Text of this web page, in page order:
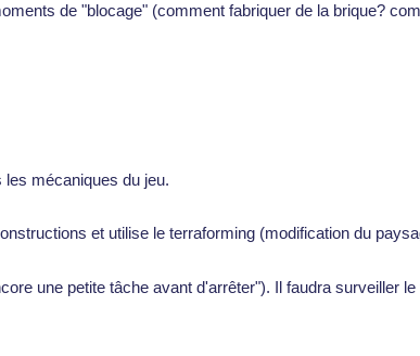
de "blocage" (comment fabriquer de la brique?
les mécaniques du jeu.
et utilise le terraforming (modification du
une petite tâche avant d'arrêter"). Il faudra surveiller